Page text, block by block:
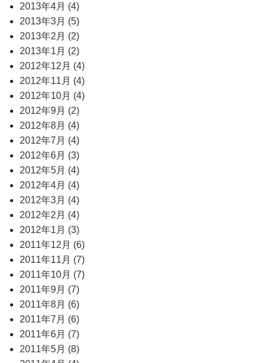
2013年4月 (4)
2013年3月 (5)
2013年2月 (2)
2013年1月 (2)
2012年12月 (4)
2012年11月 (4)
2012年10月 (4)
2012年9月 (2)
2012年8月 (4)
2012年7月 (4)
2012年6月 (3)
2012年5月 (4)
2012年4月 (4)
2012年3月 (4)
2012年2月 (4)
2012年1月 (3)
2011年12月 (6)
2011年11月 (7)
2011年10月 (7)
2011年9月 (7)
2011年8月 (6)
2011年7月 (6)
2011年6月 (7)
2011年5月 (8)